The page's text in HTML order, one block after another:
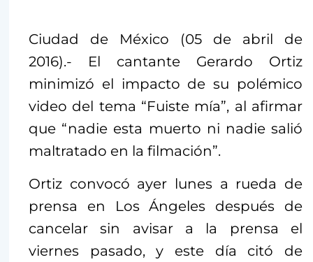
Ciudad de México (05 de abril de
2016).- El cantante Gerardo Ortiz
minimizó el impacto de su polémico
video del tema “Fuiste mía”, al afirmar
que “nadie esta muerto ni nadie salió
maltratado en la filmación”.
Ortiz convocó ayer lunes a rueda de
prensa en Los Ángeles después de
cancelar sin avisar a la prensa el
viernes pasado, y este día citó de